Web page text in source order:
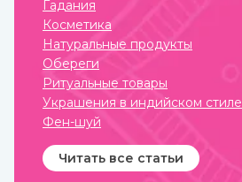
Гадания
Косметика
Натуральные продукты
Обереги
Ритуальные товары
Украшения в индийском стиле
Фен-шуй
Читать все статьи